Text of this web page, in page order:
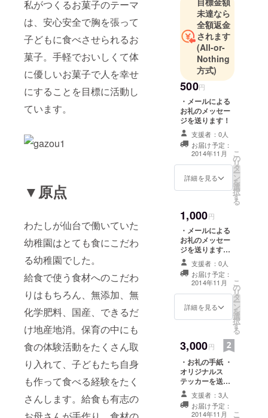
私がつくるお菓子のテーマ
は、安心安全で胸を張って
子どもに食べさせられるお
菓子。手軽でおいしくて体
に優しいお菓子で人を幸せ
にすることを目標に活動し
ています。
▼原点
わたしが仙台で働いていた
幼稚園はとても食にこだわ
る幼稚園でした。
給食で使う食材へのこだわ
りはもちろん、無添加、無
化学肥料、国産、できるだ
け地産地消。保育の中にも
食の体験活動をたくさん取
り入れて、子どもたち自身
も作って食べる経験をたく
さんします。給食も有志の
ターを現在
も継続中で
４年目突
入！
子育て支援
に興味があ
り、将来は
カフェを立
ち上げるべ
く日々活動
していま
ぐり。おい
しいものを
食べている
時が一番幸
せです。
一度の人生
楽しまな
きゃもった
精神で毎日
生きてます
（笑）
よろしくお
願いいたし
未達なら
全額返金
されます
(All-or-
Nothing
方式)
500円
・メールによる
お礼のメッセー
ジを送ります！
支援者：0人
お届け予定：
2014年11月
詳細を見る
こ
の
リ
タ
ー
ン
を
選
択
す
る
1,000円
・メールによる
お礼のメッセー
ジを送ります！
・オリジナルス
テッカーを送り
ます！
支援者：0人
お届け予定：
2014年11月
詳細を見る
こ
の
リ
タ
ー
ン
を
選
択
す
る
3,000円
・お礼の手紙 ・
オリジナルス
テッカーを送り
ます！ ・ミニ米
粉シフォンケー
キ１台（直径１
支援者：3人
お届け予定：
2014年11月
こ